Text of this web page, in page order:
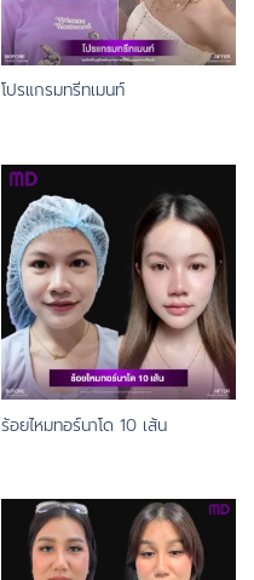
โปรแกรมทรีทเมนท์
ร้อยไหมทอร์นาโด 10 เส้น